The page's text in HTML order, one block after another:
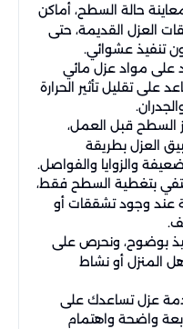
حالة السطح، أماكن
العزل القديمة، حتى
تنفيذ عشوائي.
على مواد عزل مائي
على تقليل تأثير الحرارة
السطح قبل العمل،
العزل بطريقة
والزوايا والفواصل.
بتغطية السطح فقط،
عند وجود تشققات أو
بوضوح، ونحرص على
المنزل أو نشاط
عزل تساعدك على
واضحة واهتمام